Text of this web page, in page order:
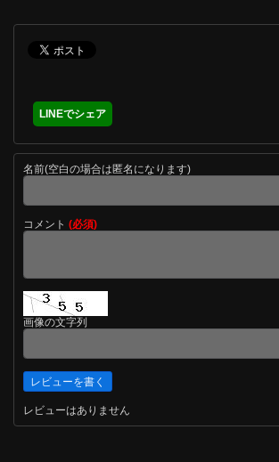
LINEでシェア
名前(空白の場合は匿名になります)
コメント (必須)
画像の文字列
レビューはありません